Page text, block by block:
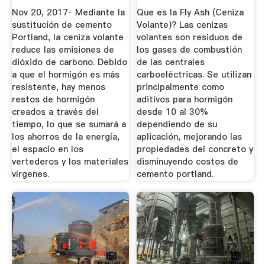
Nov 20, 2017· Mediante la
sustitución de cemento
Portland, la ceniza volante
reduce las emisiones de
dióxido de carbono. Debido
a que el hormigón es más
resistente, hay menos
restos de hormigón
creados a través del
tiempo, lo que se sumará a
los ahorros de la energía,
el espacio en los
vertederos y los materiales
vírgenes.
Que es la Fly Ash (Ceniza
Volante)? Las cenizas
volantes son residuos de
los gases de combustión
de las centrales
carboeléctricas. Se utilizan
principalmente como
aditivos para hormigón
desde 10 al 30%
dependiendo de su
aplicación, mejorando las
propiedades del concreto y
disminuyendo costos de
cemento portland.